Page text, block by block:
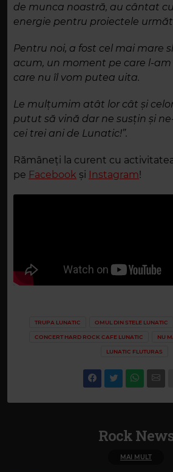
de munca noastră, au cântat
energie pentru proiectele
Pentru noi, a fost cel mai mare
acum, un moment pe care l-am
care nu îl vom putea uita.
Le mulțumim atât lor cât și
putut să vină dar ne susțin și
cei trei ani de Lunatic!”.
Rămâneți la curent cu
pe Facebook și Instagram!
TRUPA LUNATIC OMUL DIN STELE LUNATIC
CONCERT HARD ROCK CAFE LUNATIC NU
LUNATIC FLUTURAS
Rock
MAI MULT